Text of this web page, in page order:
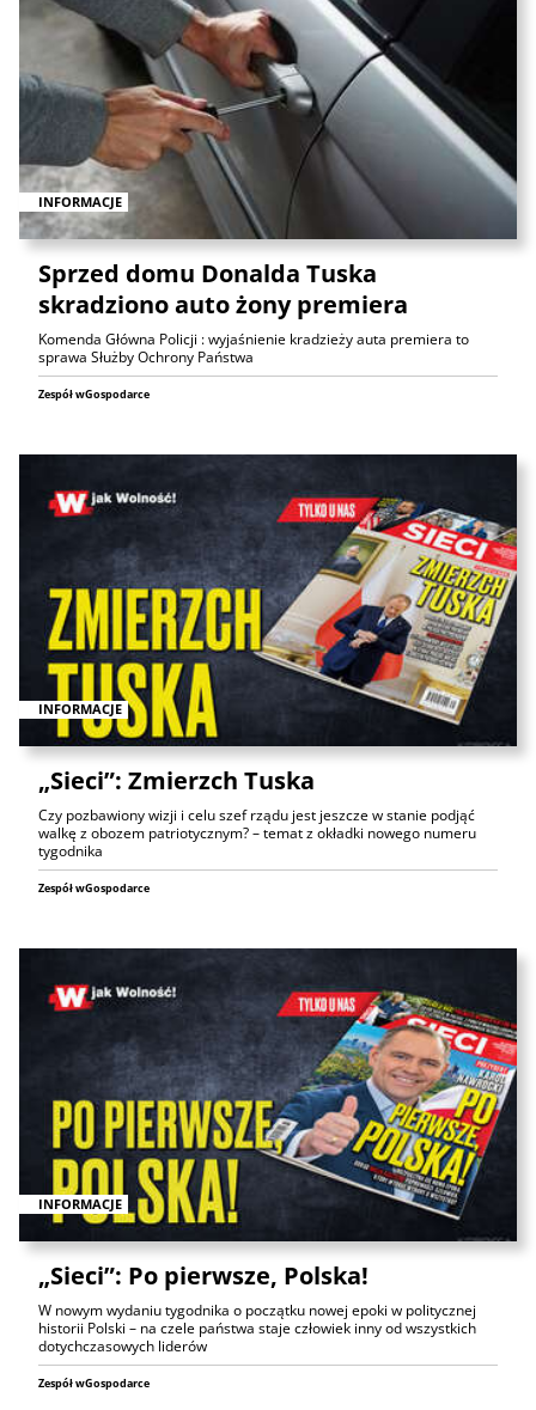
INFORMACJE
Sprzed domu Donalda Tuska
skradziono auto żony premiera
Komenda Główna Policji : wyjaśnienie kradzieży auta premiera to
sprawa Służby Ochrony Państwa
Zespół wGospodarce
INFORMACJE
„Sieci”: Zmierzch Tuska
Czy pozbawiony wizji i celu szef rządu jest jeszcze w stanie podjąć
walkę z obozem patriotycznym? – temat z okładki nowego numeru
tygodnika
Zespół wGospodarce
INFORMACJE
„Sieci”: Po pierwsze, Polska!
W nowym wydaniu tygodnika o początku nowej epoki w politycznej
historii Polski – na czele państwa staje człowiek inny od wszystkich
dotychczasowych liderów
Zespół wGospodarce